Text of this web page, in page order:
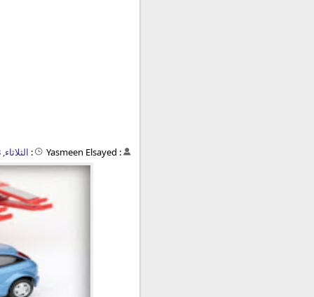
:
Yasmeen Elsayed
: الثلاثاء, 23 أكتوبر 2018 - 11:22 ص